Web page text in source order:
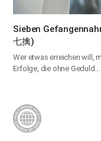
Sieben
七擒)
Wer etwas erreichen will,
Erfolge, die ohne Geduld…